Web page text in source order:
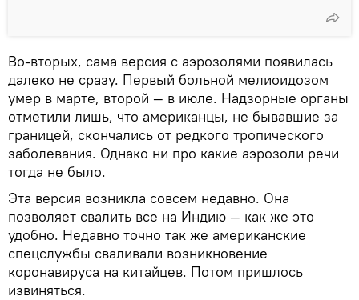
Во-вторых, сама версия с аэрозолями появилась
далеко не сразу. Первый больной мелиоидозом
умер в марте, второй — в июле. Надзорные органы
отметили лишь, что американцы, не бывавшие за
границей, скончались от редкого тропического
заболевания. Однако ни про какие аэрозоли речи
тогда не было.
Эта версия возникла совсем недавно. Она
позволяет свалить все на Индию — как же это
удобно. Недавно точно так же американские
спецслужбы сваливали возникновение
коронавируса на китайцев. Потом пришлось
извиняться.